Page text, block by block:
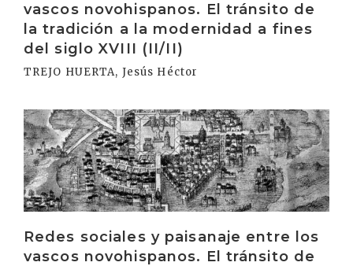
vascos novohispanos. El tránsito de
la tradición a la modernidad a fines
del siglo XVIII (II/II)
TREJO HUERTA, Jesús Héctor
Redes sociales y paisanaje entre los
vascos novohispanos. El tránsito de
Irakurri